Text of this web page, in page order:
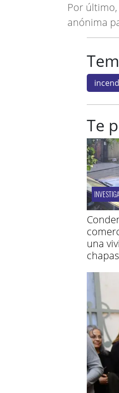
Por
anónima
Te
una